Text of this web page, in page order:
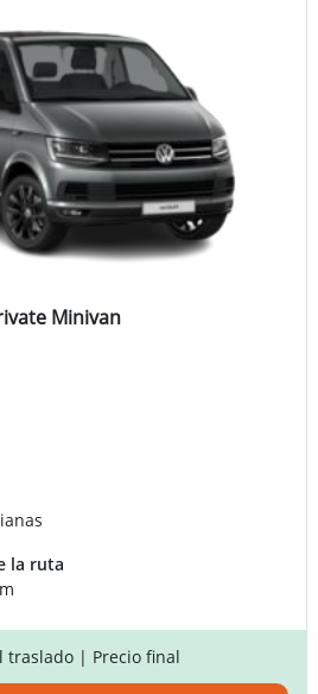
Minivan
la ruta
traslado | Precio final